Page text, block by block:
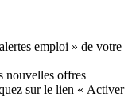
emploi » de votre
nouvelles offres
sur le lien « Activer